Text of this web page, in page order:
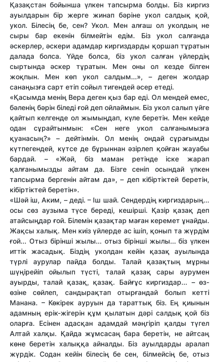
Қазақстан бойынша үлкен тапсырма болды. Біз киргиз
ауылдарын бір жерге жинап бәріне укол салдық қой,
укол. Білесің бе, сен? Укол. Мен алғаш ол уколдың не
сыры бар екенін білмейтін едім. Біз укол салғанда
әскерлер, әскери адамдар киргиздарды қоршап тұратын
далада болса. Үйде болса, біз укол салған үйлердің
сыртында әскер тұратын. Мен оны ол кезде білген
жоқпын. Мен көп укол салдым...», – деген жолдар
санаңызға сарт етіп сойыл тигендей әсер етеді.
«Қасымда менің Вера деген қыз бар еді. Ол мендей емес,
бәленің бәрін біледі ғой деп ойлаймын. Біз укол салып үйге
қайтып келгенде ол жымыңдап, күле беретін. Мен кейде
одан сұрайтынмын: «Сен неге укол салғанымызға
қуанасың?» – дейтінмін. Ол менің ондай сұрағымды
күтпегендей, күтсе де бұрыннан әзірлеп қойған жауабы
бардай. – «Жәй, біз маман ретінде іске жарап
қалғанымызды айтам да. Бізге сеніп осындай үлкен
тапсырма бергенін айтам да», – деп кібіртіктей беретін,
кібіртіктей беретін».
«Шәй іш, Аким, – деді. – Іш шай. Сендердің киргиздарың...
осы сөз аузыма түсе береді, кешірші. Қазір қазақ деп
атайсыңдар ғой. Білемін қазақтар маған керемет ұнайды.
Жақсы халық. Мен киіз үйлерде ас ішіп, қонып та жүрдім
ғой... Отыз бірінші жылы... отыз бірінші жылы... біз үлкен
иттік жасадық. Біздің уколдан кейін қазақ ауылында
түрлі аурулар пайда болды. Талай қазақтың мұрны
шүңірейіп ойылып түсті, талай қазақ сары аурумен
ауырды, талай қазақ, қазақ. Байғұс киргиздар... – өз-
өзіне сөйлеп, сандырақ­тап отырғандай болып кетті
Манана. – Көкірек ауруын да тараттық біз. Ең қиынын
адамның ерік-жігерін құм қылатын дәрі салдық қой біз
оларға. Есінен адасқан адамдай мәңгіріп қалды түгел
Алтай халқы. Қайда жұмсасаң бара беретін, не айтсаң
көне беретін халыққа айналды. Біз ауылдарды аралап
жүрдік. Содан кейін білесің бе сен, білмейсің бе, отыз